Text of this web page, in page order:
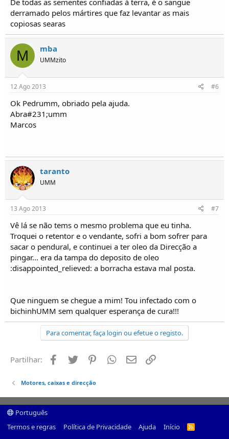
De todas as sementes confiadas à terra, é o sangue
derramado pelos mártires que faz levantar as mais
copiosas searas
M mba
UMMzito
12 Ago 2013 #6
Ok Pedrumm, obriado pela ajuda.
Abra#231;umm
Marcos
taranto
UMM
13 Ago 2013 #7
Vê lá se não tems o mesmo problema que eu tinha.
Troquei o retentor e o vendante, sofri a bom sofrer para
sacar o pendural, e continuei a ter oleo da Direcção a
pingar... era da tampa do deposito de oleo
:disappointed_relieved: a borracha estava mal posta.
Que ninguem se chegue a mim! Tou infectado com o
bichinhUMM sem qualquer esperança de cura!!!
Para comentar, faça login ou efetue o registo.
Partilhar: Facebook
Twitter PinterestWhatsapp
Email
Motores, caixas e direcção
Português
Termos e regras
Política de Privacidade Ajuda Início
R